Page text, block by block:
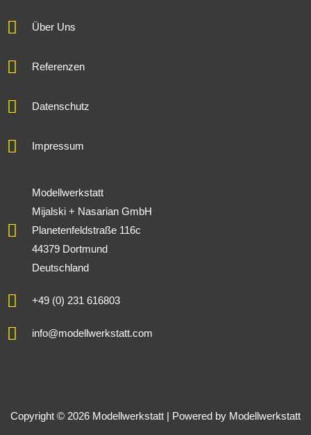
Über Uns
Referenzen
Datenschutz
Impressum
Modellwerkstatt
Mijalski + Nasarian GmbH
Planetenfeldstraße 116c
44379 Dortmund
Deutschland
+49 (0) 231 616803
info@modellwerkstatt.com
Copyright © 2026 Modellwerkstatt | Powered by Modellwerkstatt